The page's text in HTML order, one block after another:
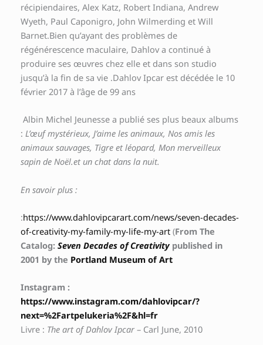
récipiendaires, Alex Katz, Robert Indiana, Andrew
Wyeth, Paul Caponigro, John Wilmerding et Will
Barnet.Bien qu’ayant des problèmes de
régénérescence maculaire, Dahlov a continué à
produire ses œuvres chez elle et dans son studio
jusqu’à la fin de sa vie .Dahlov Ipcar est décédée le 10
février 2017 à l’âge de 99 ans
Albin Michel Jeunesse a publié ses plus beaux albums
: L’œuf mystérieux, J’aime les animaux, Nos amis les
animaux sauvages, Tigre et léopard, Mon merveilleux
sapin de Noël.et un chat dans la nuit.
En savoir plus :
:https://www.dahlovipcarart.com/news/seven-decades-
of-creativity-my-family-my-life-my-art (From The
Catalog: Seven Decades of Creativitypublished in
2001 by the Portland Museum of Art
Instagram :
https://www.instagram.com/dahlovipcar/?
next=%2Fartpelukeria%2F&hl=fr
Livre : The art of Dahlov Ipcar – Carl June, 2010